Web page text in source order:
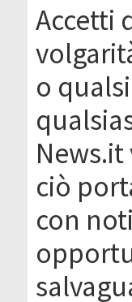
Accetti
o
ciò
con